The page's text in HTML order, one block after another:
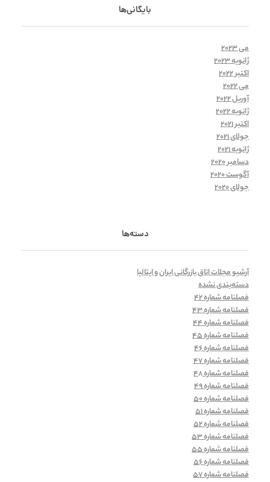
بایگانی‌ها
می 2023
ژانویه 2023
اکتبر 2022
می 2022
آوریل 2022
ژانویه 2022
اکتبر 2021
جولای 2021
ژانویه 2021
دسامبر 2020
آگوست 2020
جولای 2020
دسته‌ها
آرشیو مجلات اتاق بازرگانی ایران و ایتالیا
دسته‌بندی نشده
فصلنامه شماره 42
فصلنامه شماره 43
فصلنامه شماره 44
فصلنامه شماره 45
فصلنامه شماره 46
فصلنامه شماره 47
فصلنامه شماره 48
فصلنامه شماره 49
فصلنامه شماره 50
فصلنامه شماره 51
فصلنامه شماره 52
فصلنامه شماره 53
فصلنامه شماره 55
فصلنامه شماره 56
فصلنامه شماره 57